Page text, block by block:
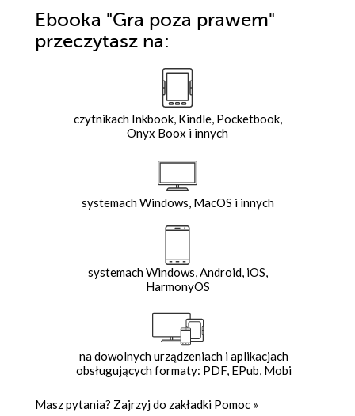
Ebooka "Gra poza prawem"
przeczytasz na:
czytnikach Inkbook, Kindle, Pocketbook,
Onyx Boox i innych
systemach Windows, MacOS i innych
systemach Windows, Android, iOS,
HarmonyOS
na dowolnych urządzeniach i aplikacjach
obsługujących formaty: PDF, EPub, Mobi
Masz pytania? Zajrzyj do zakładki Pomoc »